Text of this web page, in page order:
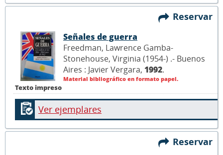
Reservar
Texto impreso
Señales de guerra
Freedman, Lawrence Gamba-
Stonehouse, Virginia (1954-) .- Buenos
Aires : Javier Vergara, 1992.
Material bibliográfico en formato papel.
Ver ejemplares
Reservar